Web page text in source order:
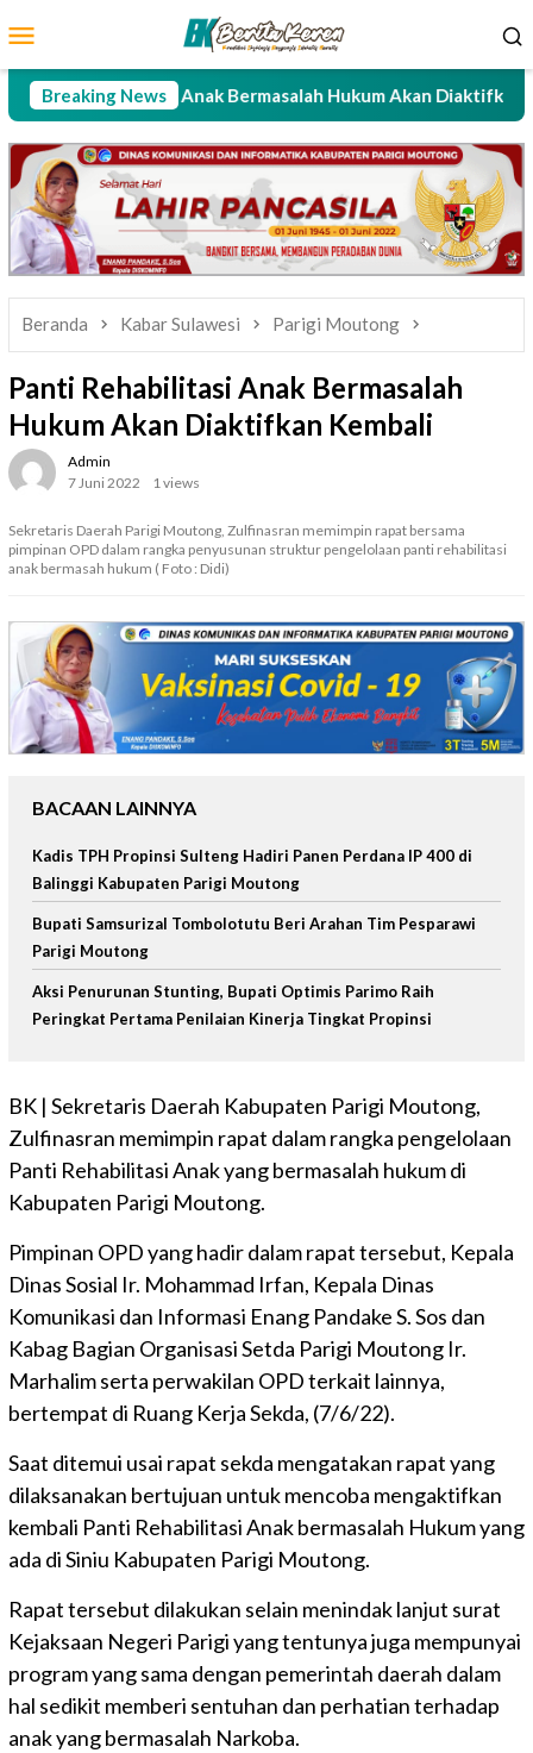
ke
Mobile
Breaking News
Rehabilitasi Anak Bermasalah Hukum Akan Diaktifkan
Beranda Kabar Sulawesi Parigi Moutong
Panti Rehabilitasi Anak Bermasalah
Hukum Akan Diaktifkan Kembali
Admin
7 Juni 2022
1 views
Sekretaris Daerah Parigi Moutong, Zulfinasran memimpin rapat bersama
pimpinan OPD dalam rangka penyusunan struktur pengelolaan panti rehabilitasi
anak bermasah hukum ( Foto : Didi)
BACAAN LAINNYA
Kadis TPH Propinsi Sulteng Hadiri Panen Perdana IP 400 di
Balinggi Kabupaten Parigi Moutong
Bupati Samsurizal Tombolotutu Beri Arahan Tim Pesparawi
Parigi Moutong
Aksi Penurunan Stunting, Bupati Optimis Parimo Raih
Peringkat Pertama Penilaian Kinerja Tingkat Propinsi
BK | Sekretaris Daerah Kabupaten Parigi Moutong,
Zulfinasran memimpin rapat dalam rangka pengelolaan
Panti Rehabilitasi Anak yang bermasalah hukum di
Kabupaten Parigi Moutong.
Pimpinan OPD yang hadir dalam rapat tersebut, Kepala
Dinas Sosial Ir. Mohammad Irfan, Kepala Dinas
Komunikasi dan Informasi Enang Pandake S. Sos dan
Kabag Bagian Organisasi Setda Parigi Moutong Ir.
Marhalim serta perwakilan OPD terkait lainnya,
bertempat di Ruang Kerja Sekda, (7/6/22).
Saat ditemui usai rapat sekda mengatakan rapat yang
dilaksanakan bertujuan untuk mencoba mengaktifkan
kembali Panti Rehabilitasi Anak bermasalah Hukum yang
ada di Siniu Kabupaten Parigi Moutong.
Rapat tersebut dilakukan selain menindak lanjut surat
Kejaksaan Negeri Parigi yang tentunya juga mempunyai
program yang sama dengan pemerintah daerah dalam
hal sedikit memberi sentuhan dan perhatian terhadap
anak yang bermasalah Narkoba.